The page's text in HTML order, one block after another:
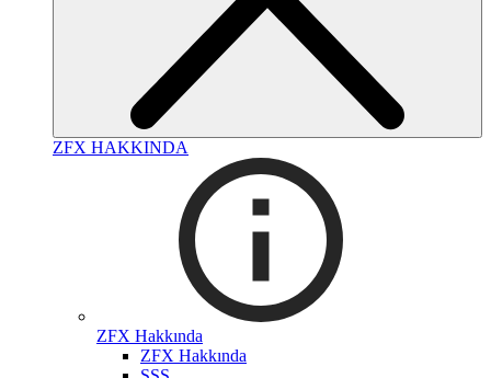
ZFX HAKKINDA
ZFX Hakkında
ZFX Hakkında